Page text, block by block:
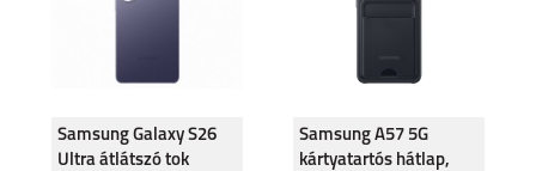
Samsung Galaxy S26
Ultra átlátszó tok
Samsung A57 5G
kártyatartós hátlap,